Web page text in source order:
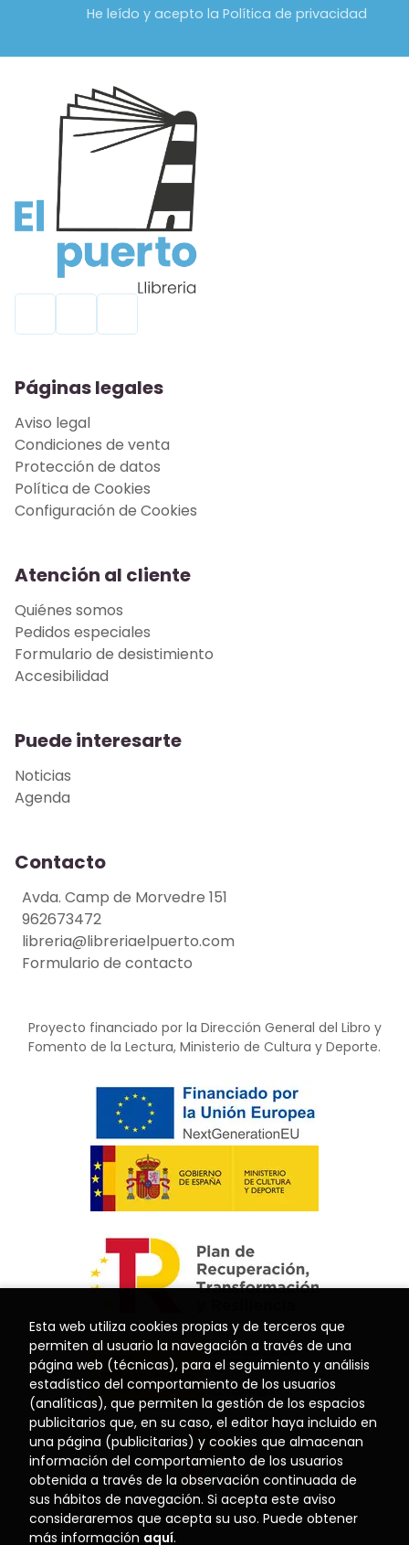
He leído y acepto la Política de privacidad
Páginas legales
Aviso legal
Condiciones de venta
Protección de datos
Política de Cookies
Configuración de Cookies
Atención al cliente
Quiénes somos
Pedidos especiales
Formulario de desistimiento
Accesibilidad
Puede interesarte
Noticias
Agenda
Contacto
Avda. Camp de Morvedre 151
962673472
libreria@libreriaelpuerto.com
Formulario de contacto
Proyecto financiado por la Dirección General del Libro y
Fomento de la Lectura, Ministerio de Cultura y Deporte.
Esta web utiliza cookies propias y de terceros que
permiten al usuario la navegación a través de una
página web (técnicas), para el seguimiento y análisis
estadístico del comportamiento de los usuarios
(analíticas), que permiten la gestión de los espacios
publicitarios que, en su caso, el editor haya incluido en
una página (publicitarias) y cookies que almacenan
información del comportamiento de los usuarios
obtenida a través de la observación continuada de
sus hábitos de navegación. Si acepta este aviso
consideraremos que acepta su uso. Puede obtener
más información aquí.